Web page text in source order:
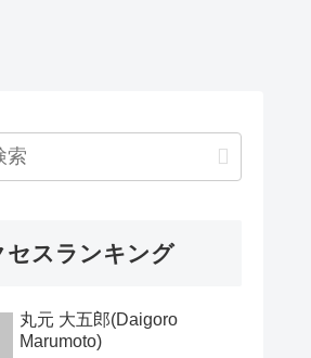
セスランキング
丸元 大五郎(Daigoro
Marumoto)